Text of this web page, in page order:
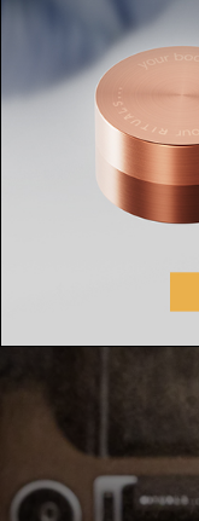
ถือขวดให้ตั้งตร
กลิ่นหอมให้กับรถ
ไว้ และที่ใส่น้ำ
หาก